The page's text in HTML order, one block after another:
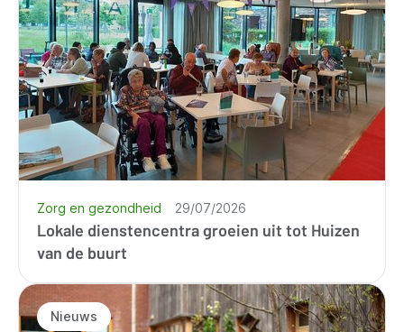
Lokale dienstencentra groeien uit tot Huizen
van de buurt
Zorg en gezondheid 29/07/2026
Nieuws